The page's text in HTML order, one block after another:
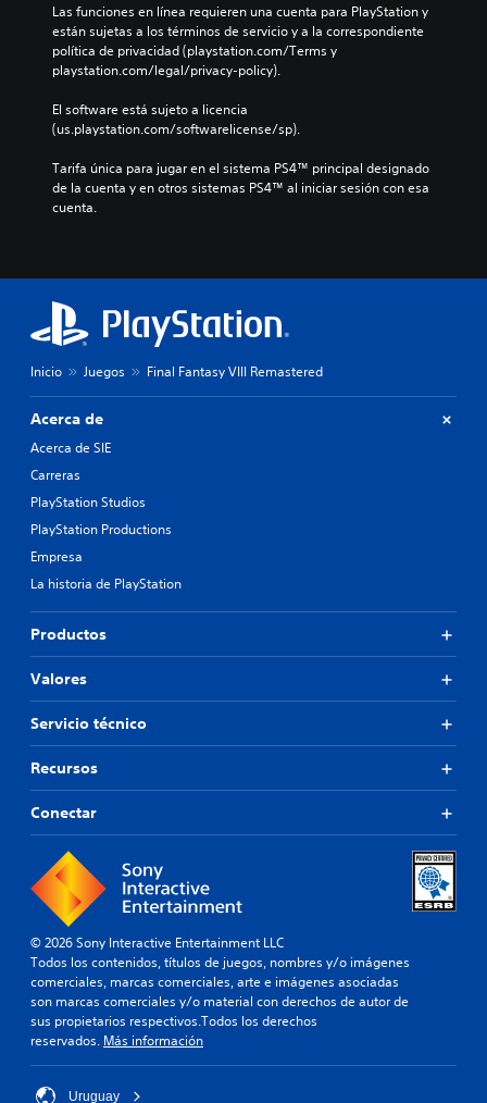
Las funciones en línea requieren una cuenta para PlayStation y
están sujetas a los términos de servicio y a la correspondiente
política de privacidad (playstation.com/Terms y
playstation.com/legal/privacy-policy).
El software está sujeto a licencia
(us.playstation.com/softwarelicense/sp).
Tarifa única para jugar en el sistema PS4™ principal designado
de la cuenta y en otros sistemas PS4™ al iniciar sesión con esa
cuenta.
Inicio Juegos Final Fantasy VIII Remastered
Acerca de
Acerca de SIE
Carreras
PlayStation Studios
PlayStation Productions
Empresa
La historia de PlayStation
Productos
Valores
Servicio técnico
Recursos
Conectar
© 2026 Sony Interactive Entertainment LLC
Todos los contenidos, títulos de juegos, nombres y/o imágenes
comerciales, marcas comerciales, arte e imágenes asociadas
son marcas comerciales y/o material con derechos de autor de
sus propietarios respectivos.Todos los derechos
reservados. Más información
Uruguay